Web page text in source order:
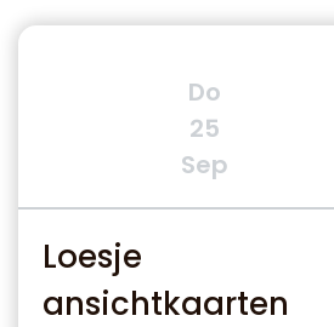
Do
25
Sep
Loesje
ansichtkaarten